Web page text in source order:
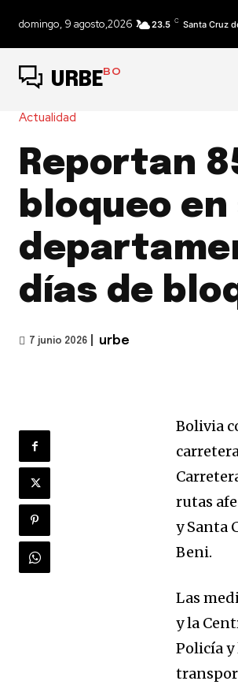
domingo, 9 agosto,2026 23.5 C Santa Cruz
URBEBO
Actualidad
Reportan
bloqueo en
días de
7 junio 2026 urbe
Bolivia
rutas
y Santa
Beni.
Las
y la
Policía